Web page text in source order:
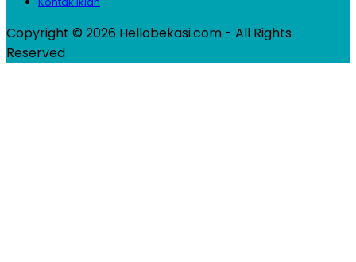
Copyright © 2026 Hellobekasi.com - All Rights
Reserved